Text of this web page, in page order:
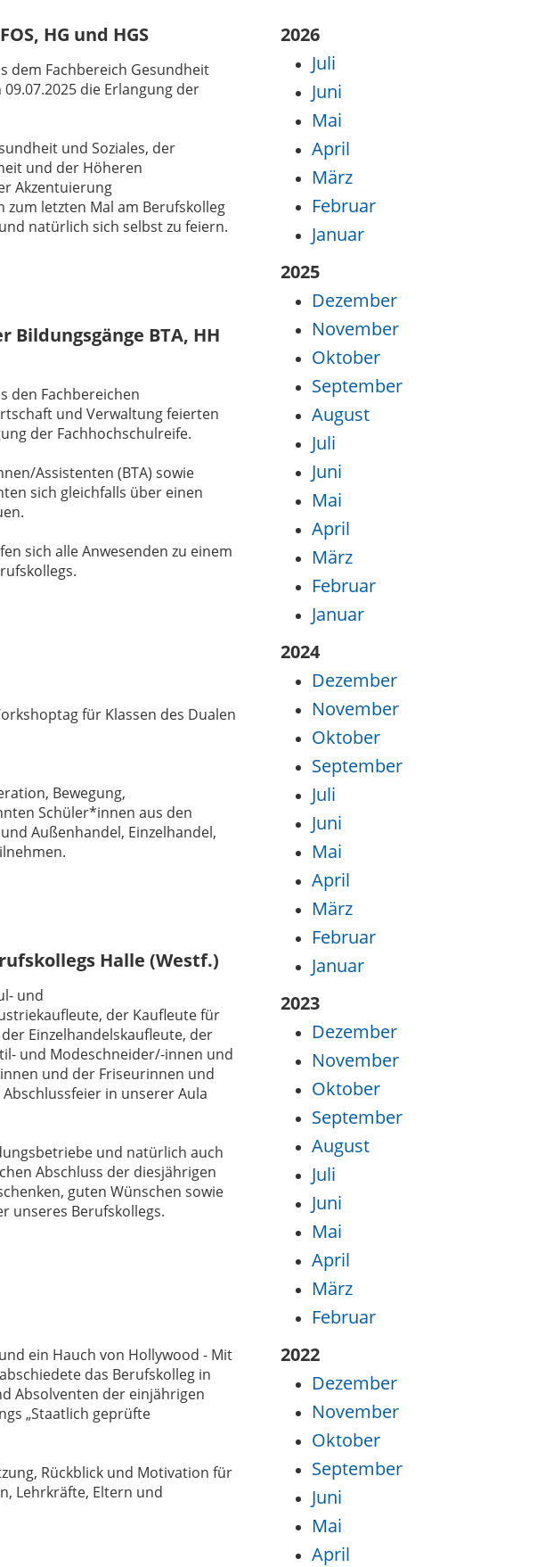
HG und HGS
dem Fachbereich Gesundheit
die Erlangung der
und Soziales, der
und der Höheren
Akzentuierung
letzten Mal am Berufskolleg
natürlich sich selbst zu feiern.
Bildungsgänge BTA, HH
den Fachbereichen
und Verwaltung feierten
der Fachhochschulreife.
Assistenten (BTA) sowie
sich gleichfalls über einen
sich alle Anwesenden zu einem
für Klassen des Dualen
Bewegung,
Schüler*innen aus den
Außenhandel, Einzelhandel,
Halle (Westf.)
und
der Kaufleute für
Einzelhandelskaufleute, der
und Modeschneider/-innen und
und der Friseurinnen und
in unserer Aula
und natürlich auch
Abschluss der diesjährigen
guten Wünschen sowie
unseres Berufskollegs.
ein Hauch von Hollywood - Mit
das Berufskolleg in
Absolventen der einjährigen
„Staatlich geprüfte
Rückblick und Motivation für
Lehrkräfte, Eltern und
2026
Juli
Juni
Mai
April
März
Februar
Januar
2025
Dezember
November
Oktober
September
August
Juli
Juni
Mai
April
März
Februar
Januar
2024
Dezember
November
Oktober
September
Juli
Juni
Mai
April
März
Februar
Januar
2023
Dezember
November
Oktober
September
August
Juli
Juni
Mai
April
März
Februar
2022
Dezember
November
Oktober
September
Juni
Mai
April